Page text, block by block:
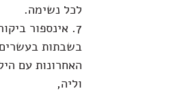
לכל נשימה.
7. אינספור
בשבתות
האחרונות עם
וליה,